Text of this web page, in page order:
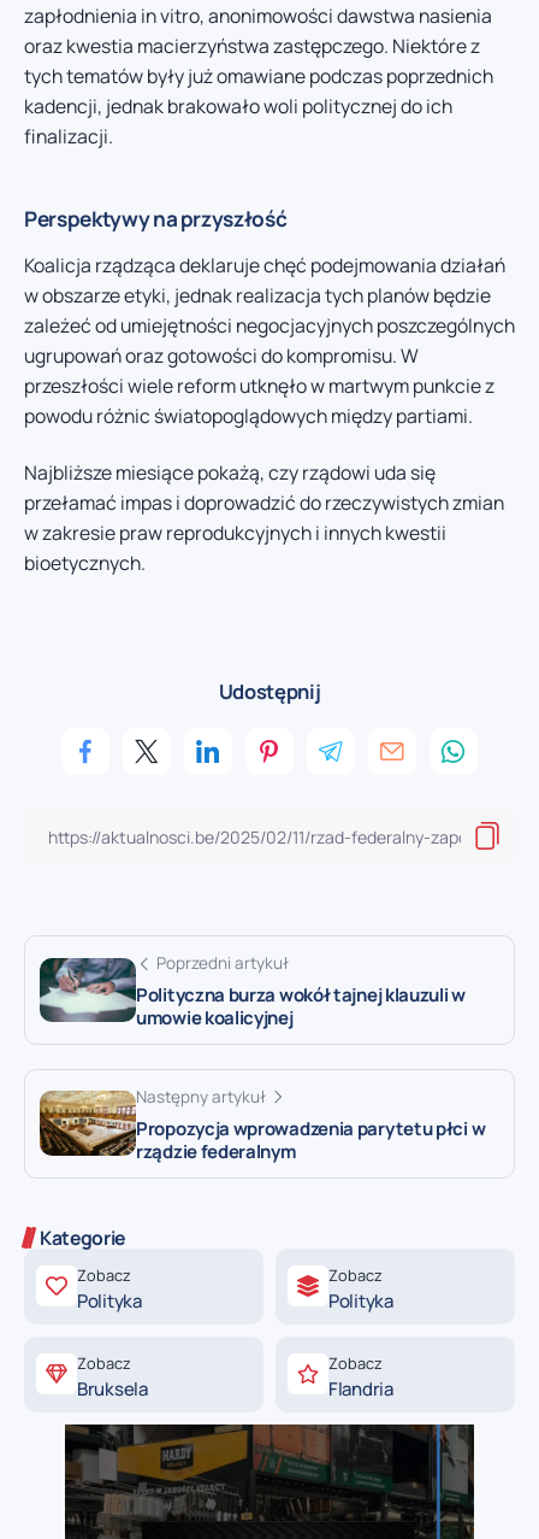
zapłodnienia in vitro, anonimowości dawstwa nasienia
oraz kwestia macierzyństwa zastępczego. Niektóre z
tych tematów były już omawiane podczas poprzednich
kadencji, jednak brakowało woli politycznej do ich
finalizacji.
Perspektywy na przyszłość
Koalicja rządząca deklaruje chęć podejmowania działań
w obszarze etyki, jednak realizacja tych planów będzie
zależeć od umiejętności negocjacyjnych poszczególnych
ugrupowań oraz gotowości do kompromisu. W
przeszłości wiele reform utknęło w martwym punkcie z
powodu różnic światopoglądowych między partiami.
Najbliższe miesiące pokażą, czy rządowi uda się
przełamać impas i doprowadzić do rzeczywistych zmian
w zakresie praw reprodukcyjnych i innych kwestii
bioetycznych.
Udostępnij
Poprzedni artykuł
Polityczna burza wokół tajnej klauzuli w
umowie koalicyjnej
Następny artykuł
Propozycja wprowadzenia parytetu płci w
rządzie federalnym
Kategorie
Zobacz
Polityka
Zobacz
Polityka
Zobacz
Bruksela
Zobacz
Flandria